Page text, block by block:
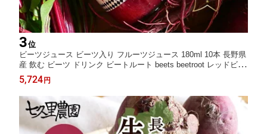
3位
ビーツジュース ビーツ入り フルーツジュース 180ml 10本 長野県
産 飲む ビーツ ドリンク ビートルート beets beetroot レッドビー
ツ 偏食 栄養 子供 野菜ジュース 子ども スーパーフード ビートジ
ュース 健康 ポリフェノール 野菜スムージー 砂糖不使用 ギフト R
ed&Sweet
5,724円